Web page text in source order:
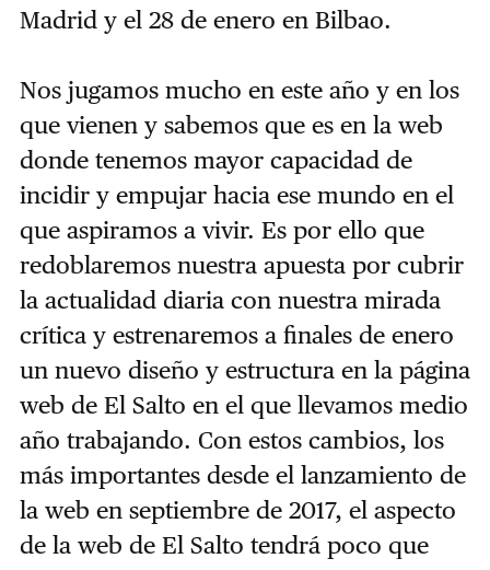
Madrid y el 28 de enero en Bilbao.
Nos jugamos mucho en este año y en los
que vienen y sabemos que es en la web
donde tenemos mayor capacidad de
incidir y empujar hacia ese mundo en el
que aspiramos a vivir. Es por ello que
redoblaremos nuestra apuesta por cubrir
la actualidad diaria con nuestra mirada
crítica y estrenaremos a finales de enero
un nuevo diseño y estructura en la página
web de El Salto en el que llevamos medio
año trabajando. Con estos cambios, los
más importantes desde el lanzamiento de
la web en septiembre de 2017, el aspecto
de la web de El Salto tendrá poco que